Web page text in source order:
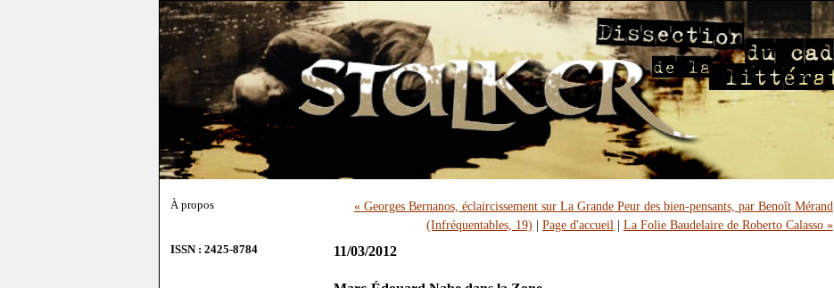
À propos
ISSN : 2425-8784
« Georges Bernanos, éclaircissement sur La Grande Peur des bien-pensants, par Benoît Mérand
(Infréquentables, 19) | Page d'accueil | La Folie Baudelaire de Roberto Calasso »
11/03/2012